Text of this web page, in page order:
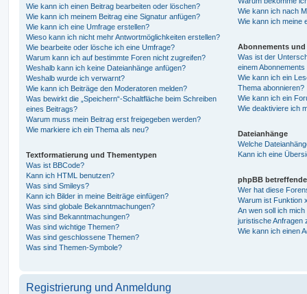
Wie kann ich einen Beitrag bearbeiten oder löschen?
Wie kann ich meinem Beitrag eine Signatur anfügen?
Wie kann ich eine Umfrage erstellen?
Wieso kann ich nicht mehr Antwortmöglichkeiten erstellen?
Wie bearbeite oder lösche ich eine Umfrage?
Warum kann ich auf bestimmte Foren nicht zugreifen?
Weshalb kann ich keine Dateianhänge anfügen?
Weshalb wurde ich verwarnt?
Wie kann ich Beiträge den Moderatoren melden?
Was bewirkt die „Speichern“-Schaltfläche beim Schreiben
eines Beitrags?
Warum muss mein Beitrag erst freigegeben werden?
Wie markiere ich ein Thema als neu?
Textformatierung und Thementypen
Was ist BBCode?
Kann ich HTML benutzen?
Was sind Smileys?
Kann ich Bilder in meine Beiträge einfügen?
Was sind globale Bekanntmachungen?
Was sind Bekanntmachungen?
Was sind wichtige Themen?
Was sind geschlossene Themen?
Was sind Themen-Symbole?
Wie kann ich nach
Wie kann ich meine
Abonnements und
Was ist der
einem
Wie kann ich ein
Thema abonnieren?
Wie kann ich ein
Wie deaktiviere ich
Dateianhänge
Welche
Kann ich eine
phpBB
Wer hat diese
Warum ist Funktion
An wen soll ich
juristische Anfragen
Wie kann ich einen
Registrierung und Anmeldung